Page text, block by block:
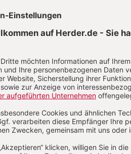
M. in € pro Monat bei
gesetzlicher M. erstmals
in Höhe von 8,50 €
was bei